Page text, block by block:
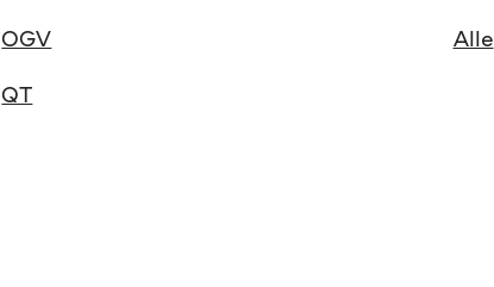
OGV
QT
Alle